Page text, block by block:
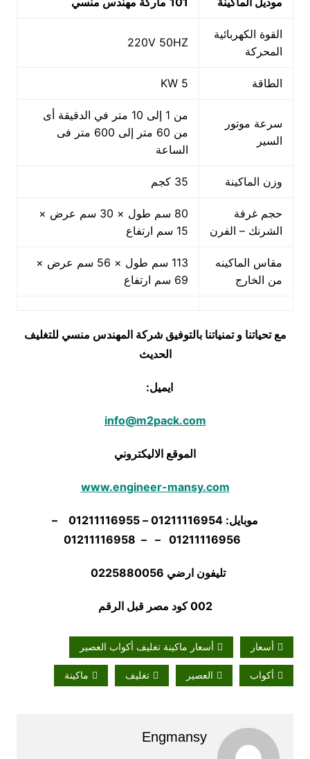
القوة الكهربائية
المحركة
220V 50HZ
الطاقة 5 KW
سرعة موتور
السير
من 1 إلى 10 متر في الدقيقة أى
من 60 متر إلى 600 متر فى
الساعة
وزن الماكينة 35 كجم
حجم غرفة
الشرنك – الفرن
80 سم طول × 30 سم عرض ×
15 سم ارتفاع
مقاس الماكينه
من الخارج
113 سم طول × 56 سم عرض ×
69 سم ارتفاع
مع تحياتنا و تمنياتنا بالتوفيق شركة المهندس منسي للتغليف
الحديث
ايميل:
info@m2pack.com
الموقع الاليكتروني
www.engineer-mansy.com
موبايل: 01211116954 – 01211116955 –
تليفون ارضي 0225880056
002 كود مصر قبل الرقم
أسعار أسعار ماكينة تغليف أكواب العصير
أكواب العصير تغليف ماكينة
Engmansy